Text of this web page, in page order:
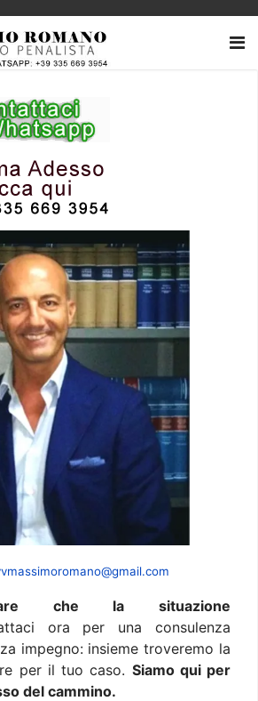
che la situazione
ora per una consulenza
impegno: insieme troveremo la
per il tuo caso. Siamo qui per
del cammino.